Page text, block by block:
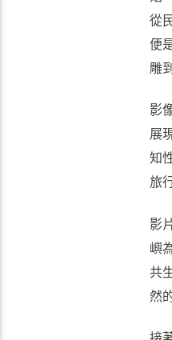
從
便
雕
影
展
知
旅
影
嶼
共
然